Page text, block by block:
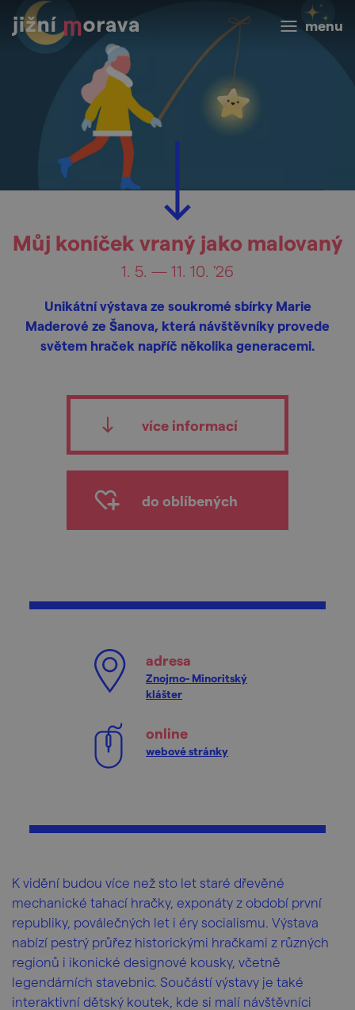
menu
Můj koníček vraný jako malovaný
1. 5. — 11. 10. '26
Unikátní výstava ze soukromé sbírky Marie
Maderové ze Šanova, která návštěvníky provede
světem hraček napříč několika generacemi.
více informací
do oblíbených
adresa
Znojmo- Minoritský
klášter
online
webové stránky
K vidění budou více než sto let staré dřevěné
mechanické tahací hračky, exponáty z období první
republiky, poválečných let i éry socialismu. Výstava
nabízí pestrý průřez historickými hračkami z různých
regionů i ikonické designové kousky, včetně
legendárních stavebnic. Součástí výstavy je také
interaktivní dětský koutek, kde si malí návštěvníci